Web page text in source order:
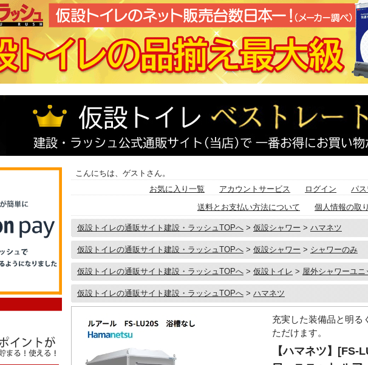
こんにちは、ゲストさん。
お気に入り一覧
アカウントサービス ログイン
パ
送料とお支払い方法について
個人情報の取
仮設トイレの通販サイト建設・ラッシュTOPへ>仮設シャワー>ハマネツ
仮設トイレの通販サイト建設・ラッシュTOPへ>仮設シャワー>シャワーのみ
仮設トイレの通販サイト建設・ラッシュTOPへ>仮設トイレ>屋外シャワーユニ
仮設トイレの通販サイト建設・ラッシュTOPへ>ハマネツ
充実した装備品と明る
ただけます。
【ハマネツ】[FS-